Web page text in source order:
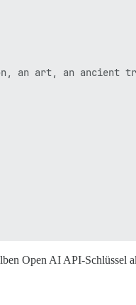
an art, an ancient
Open AI API-Schlüssel